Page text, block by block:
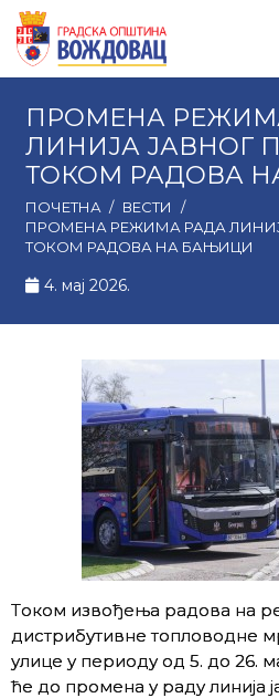
ПРОМЕНА
ЛИНИЈА ЈАВНОГ
ТОКОМ РАДОВА
ПОЧЕТНА / ВЕСТИ
/
ПРОМЕНА РЕЖИМА РАДА
ТОКОМ РАДОВА НА БАЊИЦИ
4. мај 2026.
Tоком извођења радова на
дистрибутивнe топловодне
улице у периоду од 5. до 26.
ће до промена у раду линија